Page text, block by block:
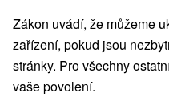
1.
Zákon uvádí, že můžeme
zařízení, pokud jsou
stránky. Pro všechny
vaše povolení.